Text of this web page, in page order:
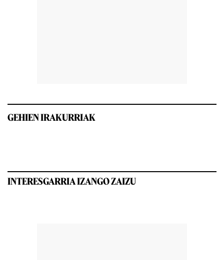
GEHIEN IRAKURRIAK
INTERESGARRIA IZANGO ZAIZU